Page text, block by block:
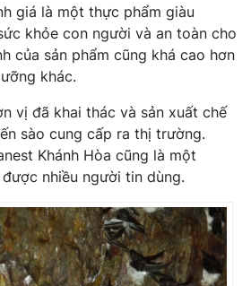
giá là một thực phẩm giàu
khỏe con người và an toàn cho
của sản phẩm cũng khá cao hơn
khác.
vị đã khai thác và sản xuất chế
sào cung cấp ra thị trường.
Khánh Hòa cũng là một
nhiều người tin dùng.